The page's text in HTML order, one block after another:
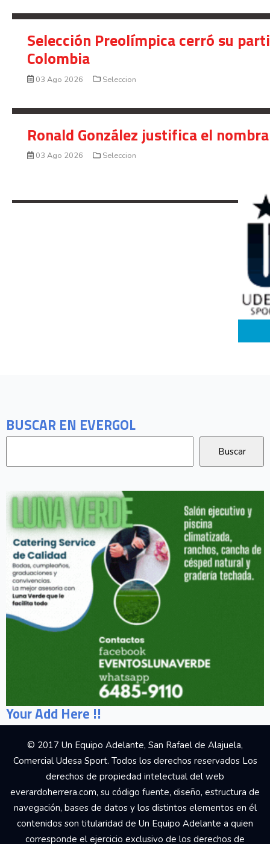
BUSCAR EN EVERGOL
Your Add Here !!
Selección Preolímpica cerró su
Colombia
03 Ago 2026 Seleccion
Ronald González justifica el
03 Ago 2026 Seleccion
© 2017 Un Equipo Adelante, San Rafael de Alajuela,
Comercial Udesa Sport. Todos los derechos reservados Los
derechos de propiedad intelectual del web
everardoherrera.com, su código fuente, diseño, estructura de
navegación, bases de datos y los distintos elementos en él
contenidos son titularidad de Un Equipo Adelante a quien
corresponde el ejercicio exclusivo de los derechos de